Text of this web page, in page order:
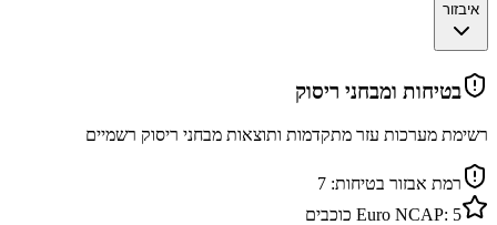
איבזור
בטיחות ומבחני ריסוק
רשימת מערכות עזר מתקדמות ותוצאות מבחני ריסוק רשמיים
רמת אבזור בטיחות: 7
Euro NCAP: 5
כוכבים